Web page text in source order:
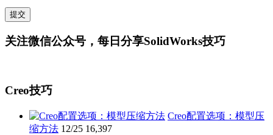
关注微信公众号，每日分享SolidWorks技巧
Creo技巧
Creo配置选项：模型压
缩方法 12/25 16,397